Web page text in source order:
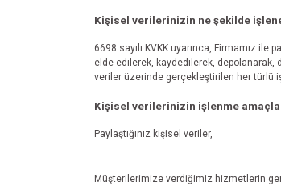
Kişisel verilerinizin ne şekilde
6698 sayılı KVKK uyarınca, Firmamız
elde edilerek, kaydedilerek, depolanarak,
veriler üzerinde gerçekleştirilen her türlü
Kişisel verilerinizin işlenme
Paylaştığınız kişisel veriler,
Müşterilerimize verdiğimiz hizmetlerin